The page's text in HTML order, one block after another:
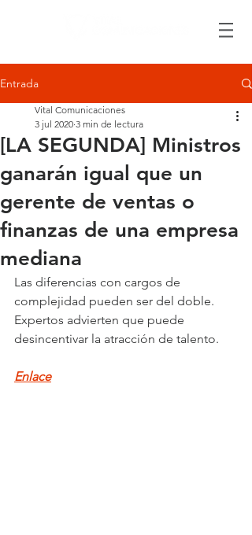
Entrada
[LA SEGUNDA] Ministros
ganarán igual que un
gerente de ventas o
finanzas de una empresa
mediana
Vital Comunicaciones
3 jul 2020 3 min de lectura
Las diferencias con cargos de
complejidad pueden ser del doble.
Expertos advierten que puede
desincentivar la atracción de talento.
Enlace